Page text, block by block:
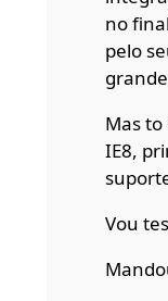
no
pelo
Mas
IE8,
Vou